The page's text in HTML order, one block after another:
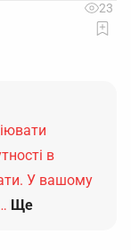
23
в
У вашому
Ще